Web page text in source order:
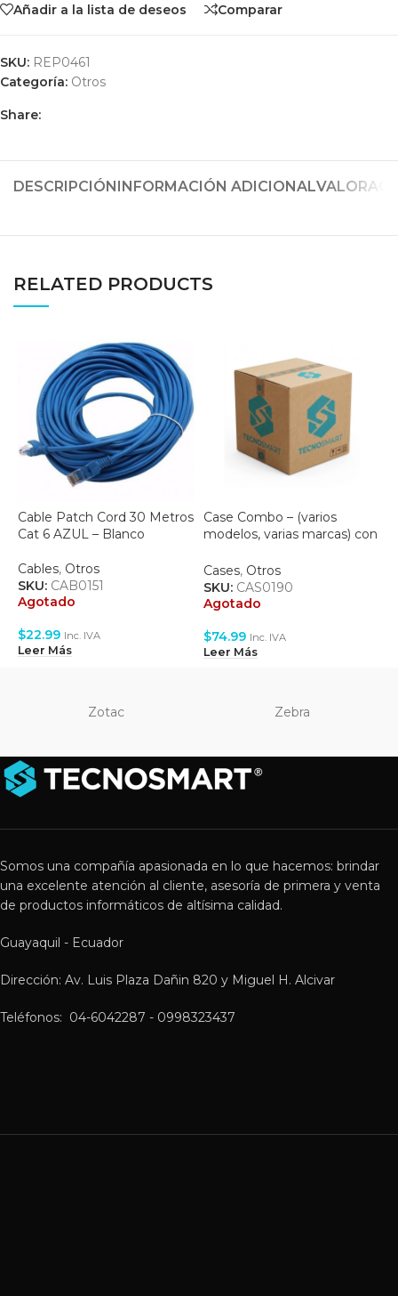
Añadir a la lista de deseos Comparar
SKU: REP0461
Categoría: Otros
Share:
DESCRIPCIÓN INFORMACIÓN ADICIONAL
RELATED PRODUCTS
Cable Patch Cord 30 Metros
Cat 6 AZUL – Blanco
Cables, Otros
SKU: CAB0151
Agotado
$22.99 Inc. IVA
Leer Más
Case Combo – (varios
modelos, varias marcas) con
mouse
Cases, Otros
SKU: CAS0190
Agotado
$74.99 Inc. IVA
Leer Más
Zotac Zebra
Somos una compañía apasionada en lo que hacemos: brindar
una excelente atención al cliente, asesoría de primera y venta
de productos informáticos de altísima calidad.
Guayaquil - Ecuador
Dirección: Av. Luis Plaza Dañin 820 y Miguel H. Alcivar
Teléfonos: 04-6042287 - 0998323437